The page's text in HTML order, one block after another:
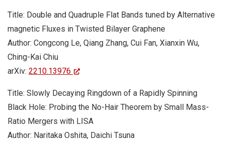
Title: Double and Quadruple Flat Bands tuned by Alternative
magnetic Fluxes in Twisted Bilayer Graphene
Author: Congcong Le, Qiang Zhang, Cui Fan, Xianxin Wu,
Ching-Kai Chiu
arXiv: 2210.13976
Title: Slowly Decaying Ringdown of a Rapidly Spinning
Black Hole: Probing the No-Hair Theorem by Small Mass-
Ratio Mergers with LISA
Author: Naritaka Oshita, Daichi Tsuna